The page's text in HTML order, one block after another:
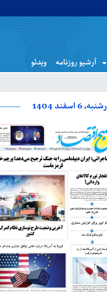
آرشیو روزنامه ویدئو
6 اسفند 1404